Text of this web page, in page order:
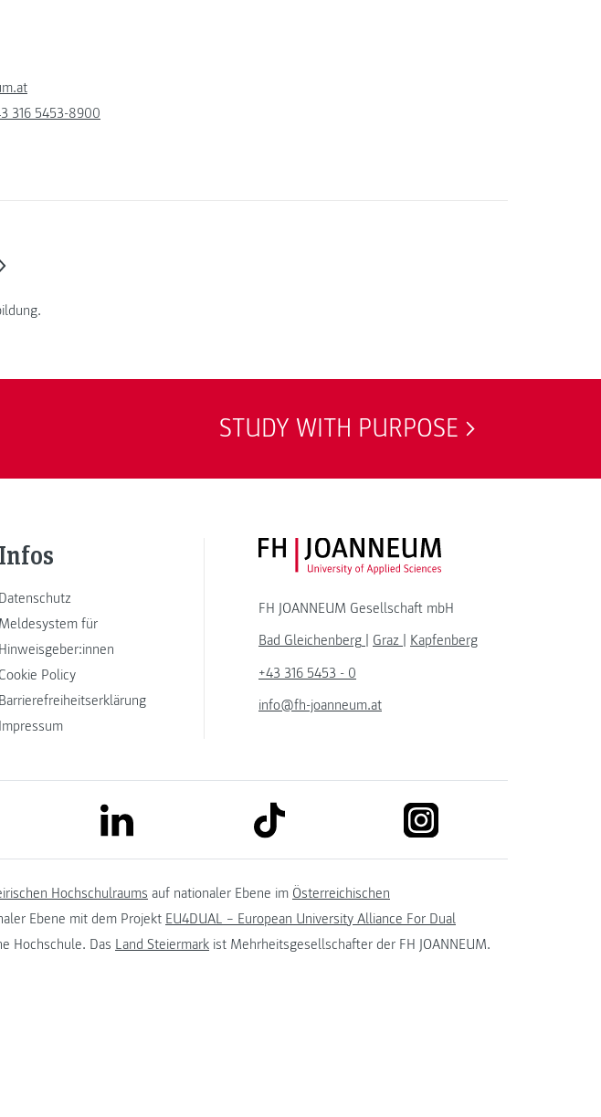
316 5453-8900
STUDY WITH PURPOSE
Infos
Datenschutz
Meldesystem für
Hinweisgeber:innen
Cookie Policy
Barrierefreiheitserklärung
Impressum
FH JOANNEUM Logo
FH JOANNEUM Gesellschaft mbH
Bad Gleichenberg
Graz
Kapfenberg
+43 316 5453 - 0
info@fh-joanneum.at
to youtube link to linkedin link to tiktok link to instagram
Hochschulraums auf nationaler Ebene im Österreichischen
Ebene mit dem Projekt EU4DUAL – European University Alliance For Dual
Hochschule. Das Land Steiermark ist Mehrheitsgesellschafter der FH JOANNEUM.